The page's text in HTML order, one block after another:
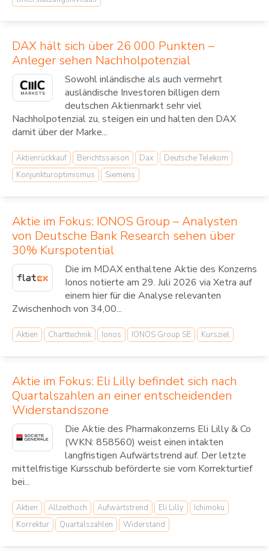
DAX hält sich über 26 000 Punkten –
Anleger sehen Nachholpotenzial
Sowohl inländische als auch vermehrt
ausländische Investoren billigen dem
deutschen Aktienmarkt sehr viel
Nachholpotenzial zu, steigen ein und halten den DAX
damit über der Marke...
Aktienrückkauf Berichtssaison Dax
Deutsche Telekom
Konjunkturoptimismus
Siemens
Aktie im Fokus: IONOS Group – Analysten
von Deutsche Bank Research sehen über
30% Kurspotential
Die im MDAX enthaltene Aktie des Konzerns
Ionos notierte am 29. Juli 2026 via Xetra auf
einem hier für die Analyse relevanten
Zwischenhoch von 34,00...
Aktien Charttechnik Ionos IONOS Group SE Kursziel
Aktie im Fokus: Eli Lilly befindet sich nach
Quartalszahlen an einer entscheidenden
Widerstandszone
Die Aktie des Pharmakonzerns Eli Lilly & Co
(WKN: 858560) weist einen intakten
langfristigen Aufwärtstrend auf. Der letzte
mittelfristige Kursschub beförderte sie vom Korrekturtief
bei...
Aktien Allzeithoch Aufwärtstrend Eli Lilly
Ichimoku
Korrektur
Quartalszahlen Widerstand